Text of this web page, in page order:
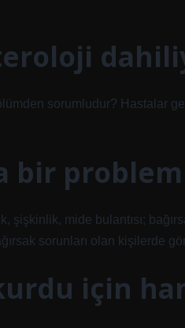
sorumludur? Hastalar
bir
şişkinlik, mide bulantısı;
sorunları olan kişilerde
için